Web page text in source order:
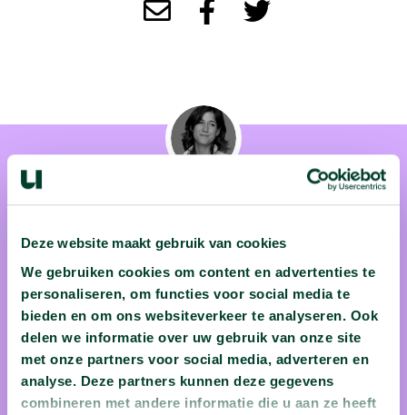
Deze website maakt gebruik van cookies
We gebruiken cookies om content en advertenties te
personaliseren, om functies voor social media te
bieden en om ons websiteverkeer te analyseren. Ook
delen we informatie over uw gebruik van onze site
met onze partners voor social media, adverteren en
analyse. Deze partners kunnen deze gegevens
combineren met andere informatie die u aan ze heeft
prof. dr. Annelien Bredenoord
De ene na de andere medische ontwikkeling zorgt ervoor dat
we telkens opnieuw na moeten denken over de ethische
voorwaarden ervan. Dat is de tak van sport van prof. dr.
Annelien Bredenoord (UMC Utrecht). Ze houdt zich als
ethica vooral bezig met nieuwe, vaak controversiële